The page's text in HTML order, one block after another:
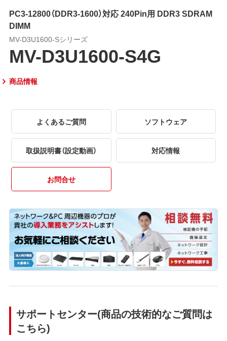
PC3-12800（DDR3-1600）対応 240Pin用 DDR3 SDRAM
DIMM
MV-D3U1600-Sシリーズ
MV-D3U1600-S4G
商品情報
よくあるご質問 ソフトウェア
取扱説明書（設定動画） 対応情報
お問合せ
サポートセンター(商品の技術的なご質問は
こちら)